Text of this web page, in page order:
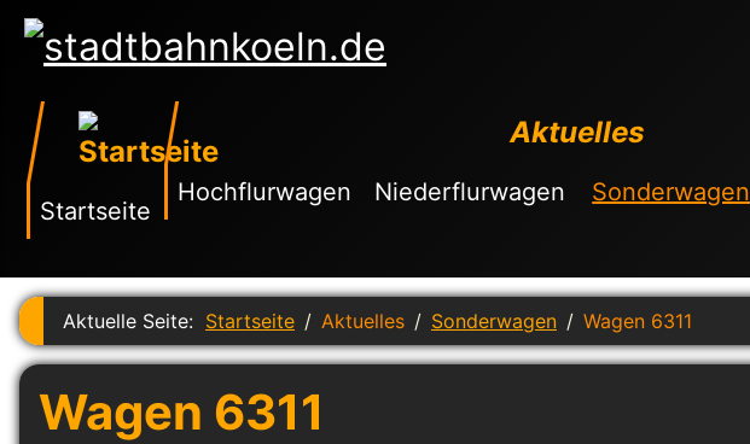
Startseite
Aktuelles
Hochflurwagen Niederflurwagen Sonderwagen
Aktuelle Seite: Startseite Aktuelles Sonderwagen Wagen 6311
Wagen 6311